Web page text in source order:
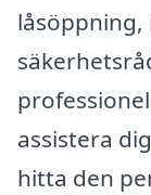
låsöppning,
assistera
hitta den